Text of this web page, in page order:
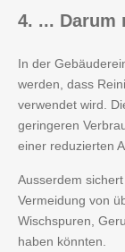
4. ... Darum
In der
werden, dass
verwendet wird.
geringeren
einer reduzierten
Ausserdem
Vermeidung von
Wischspuren,
haben könnten.